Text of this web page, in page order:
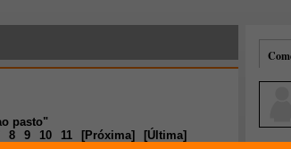
pasto"
8 9 10 11 [Próxima] [Última]